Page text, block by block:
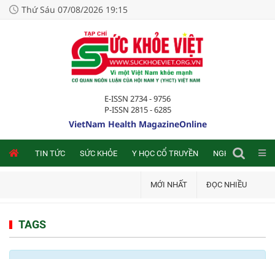
Thứ Sáu 07/08/2026 19:15
E-ISSN 2734 - 9756
P-ISSN 2815 - 6285
VietNam Health MagazineOnline
TIN TỨC SỨC KHỎE Y HỌC CỔ TRUYỀN NGHIÊN CỨU
MỚI NHẤT ĐỌC NHIỀU
TAGS